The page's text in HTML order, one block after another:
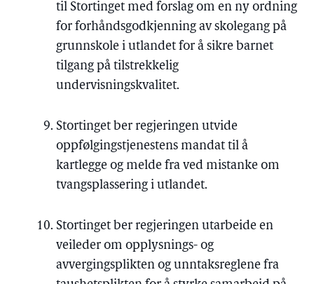
til Stortinget med forslag om en ny ordning
for forhåndsgodkjenning av skolegang på
grunnskole i utlandet for å sikre barnet
tilgang på tilstrekkelig
undervisningskvalitet.
Stortinget ber regjeringen utvide
oppfølgingstjenestens mandat til å
kartlegge og melde fra ved mistanke om
tvangsplassering i utlandet.
Stortinget ber regjeringen utarbeide en
veileder om opplysnings- og
avvergingsplikten og unntaksreglene fra